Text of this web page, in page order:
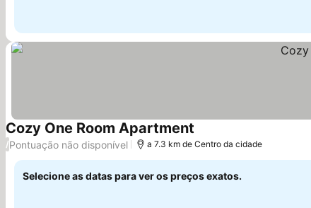
Cozy One Room Apartment
/Pontuação não disponível a 7.3 km de Centro da cidade
Selecione as datas para ver os preços exatos.